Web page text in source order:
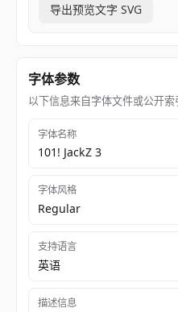
导出预览文字 SVG
字体参数
以下信息来自字体文件或公开索
字体名称
101! JackZ 3
字体风格
Regular
支持语言
英语
描述信息